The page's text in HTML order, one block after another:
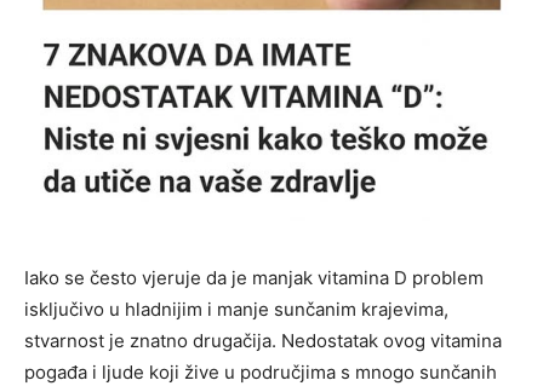
Iako se često vjeruje da je manjak vitamina D problem
isključivo u hladnijim i manje sunčanim krajevima,
stvarnost je znatno drugačija. Nedostatak ovog vitamina
pogađa i ljude koji žive u područjima s mnogo sunčanih